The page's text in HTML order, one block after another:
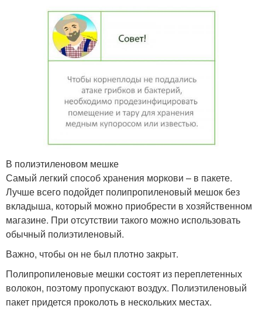
В полиэтиленовом мешке
Самый легкий способ хранения моркови – в пакете.
Лучше всего подойдет полипропиленовый мешок без
вкладыша, который можно приобрести в хозяйственном
магазине. При отсутствии такого можно использовать
обычный полиэтиленовый.
Важно, чтобы он не был плотно закрыт.
Полипропиленовые мешки состоят из переплетенных
волокон, поэтому пропускают воздух. Полиэтиленовый
пакет придется проколоть в нескольких местах.